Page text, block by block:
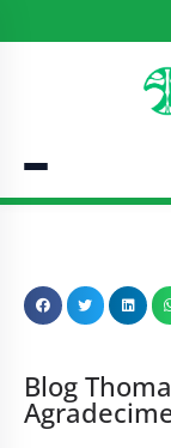
Blog